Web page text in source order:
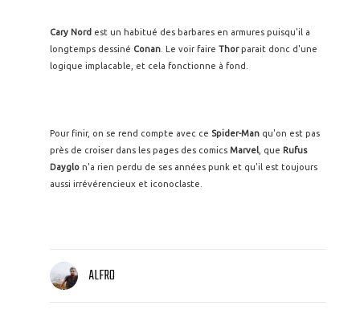
Cary Nord est un habitué des barbares en armures puisqu'il a
longtemps dessiné Conan . Le voir faire Thorparait donc d'une
logique implacable, et cela fonctionne à fond.
Pour finir, on se rend compte avec ce Spider-Man qu'on est pas
près de croiser dans les pages des comics Marvel , que Rufus
Dayglo n'a rien perdu de ses années punk et qu'il est toujours
aussi irrévérencieux et iconoclaste.
ALFRO